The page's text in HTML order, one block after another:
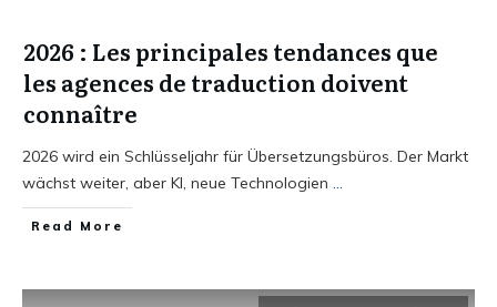
2026 : Les principales tendances que
les agences de traduction doivent
connaître
2026 wird ein Schlüsseljahr für Übersetzungsbüros. Der Markt
wächst weiter, aber KI, neue Technologien ...
Read More